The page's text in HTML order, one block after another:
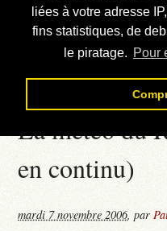
liées à votre adresse
fins statistiques, de
le piratage. Pour
Liens externes
Téléchargement
Contact
La météo du
en continu)
mardi 7 novembre 2006,par